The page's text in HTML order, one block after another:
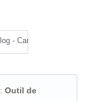
: Outil de